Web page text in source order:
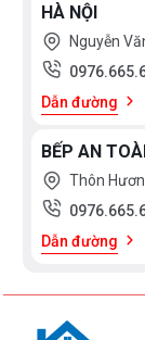
HÀ NỘI
Nguyễn
Dẫn đường
BẾP AN
Thôn
Dẫn đường